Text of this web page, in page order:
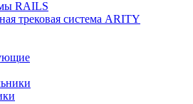
RAILS
трековая система ARITY